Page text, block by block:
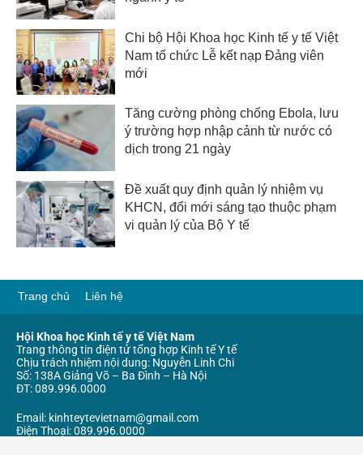
Chi bộ Hội Khoa học Kinh tế y tế Việt
Nam tổ chức Lễ kết nạp Đảng viên
mới
Tăng cường phòng chống Ebola, lưu
ý trường hợp nhập cảnh từ nước có
dịch trong 21 ngày
Đề xuất quy định quản lý nhiệm vụ
KHCN, đổi mới sáng tạo thuộc phạm
vi quản lý của Bộ Y tế
Trang chủ Liên hệ
Hội Khoa học Kinh tế y tế Việt Nam
Trang thông tin điện tử tổng hợp Kinh tế Y tế
Chịu trách nhiệm nội dung: Nguyễn Linh Chi
Số: 138A Giảng Võ – Ba Đình – Hà Nội
ĐT: 089.996.0000
Email: kinhteytevietnam@gmail.com
Điện Thoại: 089.996.0000